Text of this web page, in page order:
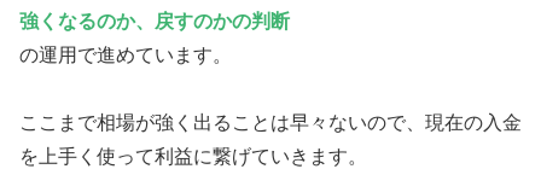
強くなるのか、戻すのかの判断
の運用で進めています。
ここまで相場が強く出ることは早々ないので、現在の入金
を上手く使って利益に繋げていきます。